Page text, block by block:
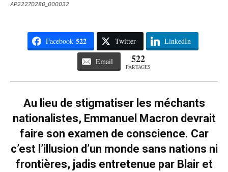
AP22270280_000032
Facebook 522 Twitter LinkedIn
Email 522
PARTAGES
Au lieu de stigmatiser les méchants
nationalistes, Emmanuel Macron devrait
faire son examen de conscience. Car
c’est l’illusion d’un monde sans nations ni
frontières, jadis entretenue par Blair et